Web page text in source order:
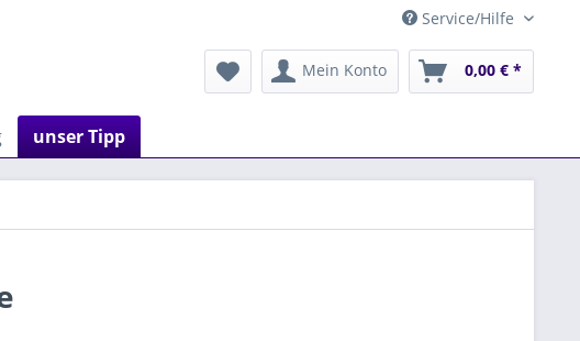
Service/Hilfe
Mein Konto 0,00 € *
unser Tipp